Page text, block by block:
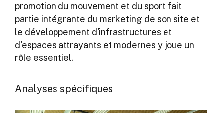
promotion du mouvement et du sport fait
partie intégrante du marketing de son site et
le développement d'infrastructures et
d'espaces attrayants et modernes y joue un
rôle essentiel.
Analyses spécifiques